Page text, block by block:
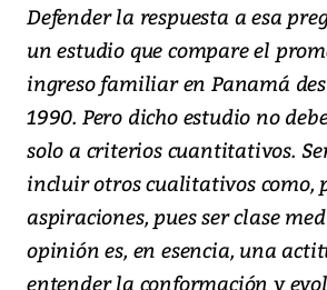
Defender la respuesta a esa
un estudio que compare el
ingreso familiar en Panamá
1990. Pero dicho estudio no
solo a criterios cuantitativos.
incluir otros cualitativos como,
aspiraciones, pues ser clase
opinión es, en esencia, una
entender la conformación y